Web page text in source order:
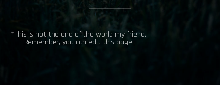
*This is not the end of the world my friend.
Remember, you can edit this page.